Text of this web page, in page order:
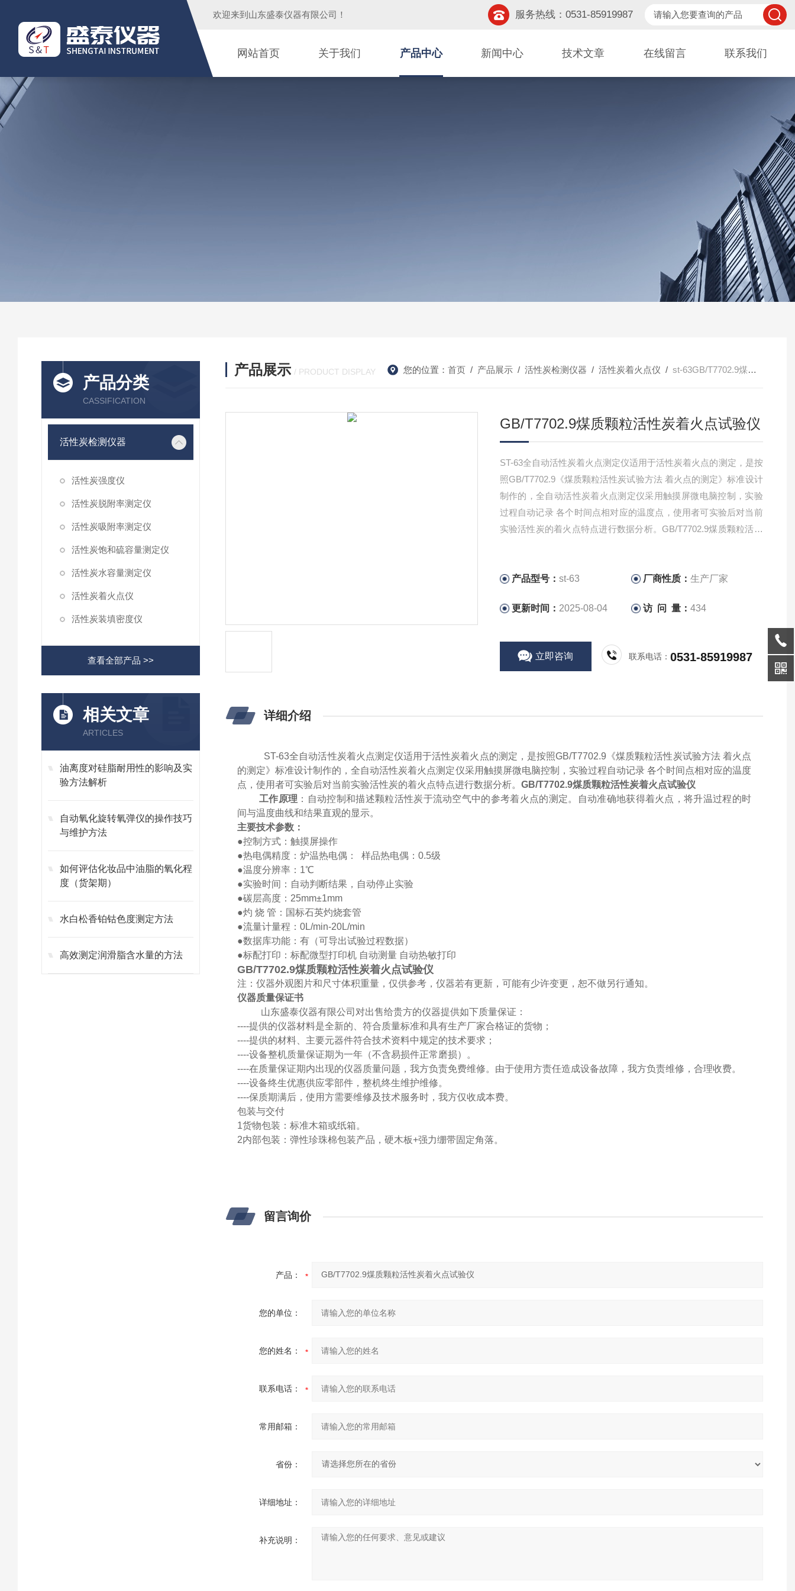
欢迎来到 山东盛泰仪器有限公司 ！ 服务热线：0531-85919987
网站首页 关于我们 产品中心 新闻中心 技术文章 在线留言 联系我们
产品分类
CASSIFICATION
活性炭检测仪器
活性炭强度仪
活性炭脱附率测定仪
活性炭吸附率测定仪
活性炭饱和硫容量测定仪
活性炭水容量测定仪
活性炭着火点仪
活性炭装填密度仪
查看全部产品 >>
相关文章
ARTICLES
油离度对硅脂耐用性的影响及实
验方法解析
自动氧化旋转氧弹仪的操作技巧
与维护方法
如何评估化妆品中油脂的氧化程
度（货架期）
水白松香铂钴色度测定方法
高效测定润滑脂含水量的方法
产品展示 / PRODUCT DISPLAY 您的位置： 首页/ 产品展示/ 活性炭检测仪器 / 活性炭着火点仪 / st-63GB/T7702.9煤质颗粒活性炭着火点试验仪
GB/T7702.9煤质颗粒活性炭着火点试验仪
ST-63全自动活性炭着火点测定仪适用于活性炭着火点的测定，是按
照GB/T7702.9《煤质颗粒活性炭试验方法 着火点的测定》标准设计
制作的，全自动活性炭着火点测定仪采用触摸屏微电脑控制，实验
过程自动记录 各个时间点相对应的温度点，使用者可实验后对当前
实验活性炭的着火点特点进行数据分析。GB/T7702.9煤质颗粒活性
产品型号： st-63 厂商性质：生产厂家
更新时间： 2025-08-04 访 问 量：434
立即咨询 联系电话：0531-85919987
详细介绍
ST-63全自动活性炭着火点测定仪适用于活性炭着火点的测定，是按照GB/T7702.9《煤质颗粒活性炭试验方法 着火点
的测定》标准设计制作的，全自动活性炭着火点测定仪采用触摸屏微电脑控制 ，实验过程自动记录 各个时间点相对应的温度
点，使用者可实验后对当前实验活性炭的着火点特点进行数据分析。GB/T7702.9煤质颗粒活性炭着火点试验仪
工作原理 ：自动控制和描述颗粒活性炭于流动空气中的参考着火点的测定。自动准确地获得着火点，将升温过程的时
间与温度曲线和结果直观的显示。
主要技术参数：
●控制方式：触摸屏操作
●热电偶精度：炉温热电偶： 样品热电偶：0.5级
●温度分辨率：1℃
●实验时间：自动判断结果，自动停止实验
●碳层高度：25mm±1mm
●灼 烧 管：国标石英灼烧套管
●流量计量程：0L/min-20L/min
●数据库功能：有（可导出试验过程数据）
●标配打印：标配微型打印机 自动测量 自动热敏打印
GB/T7702.9煤质颗粒活性炭着火点试验仪
注：仪器外观图片和尺寸体积重量，仅供参考，仪器若有更新，可能有少许变更，恕不做另行通知。
仪器质量保证书
山东盛泰仪器有限公司对出售给贵方的仪器提供如下质量保证：
----提供的仪器材料是全新的、符合质量标准和具有生产厂家合格证的货物；
----提供的材料、主要元器件符合技术资料中规定的技术要求；
----设备整机质量保证期为一年（不含易损件正常磨损）。
----在质量保证期内出现的仪器质量问题，我方负责免费维修。由于使用方责任造成设备故障，我方负责维修，合理收费。
----设备终生优惠供应零部件，整机终生维护维修。
----保质期满后，使用方需要维修及技术服务时，我方仅收成本费。
包装与交付
1货物包装：标准木箱或纸箱。
2内部包装：弹性珍珠棉包装产品，硬木板+强力绷带固定角落。
留言询价
产品：
您的单位：
您的姓名：
联系电话：
常用邮箱：
省份：
详细地址：
补充说明：